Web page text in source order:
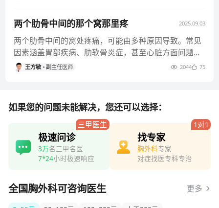
肺部肿瘤专委会委员、国际心肺移植协会会员、国际肺
癌协会会员、欧洲胸外科医师协会会员、Shanghai Ch
est杂志section 编委、Journal of Thoracic Disease编
委、器官移植杂志编委、中华胸部外科电子杂志中青年
编委。
两个肋骨中间的那个窝那里疼 2025.09.03
两个肋骨中间的窝处疼痛，可能由多种原因导致。常见
因素涵盖胃部疾病、肋软骨炎症，甚至心脏方面问题
等。针对不同病因，治疗手段
王方敏 副主任医师 2044 75
如果您的问题未能解决，您还可以选择：
三甲医生
极速问诊
3万名三甲名医
7*24小时极速响应
1对1
找专家
胸外科专家
对症找医专科专治
全国胸外科可咨询医生 更多